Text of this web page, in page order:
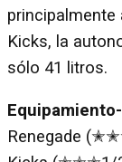
principalmente
Kicks, la
sólo 41 litros.
Renegade